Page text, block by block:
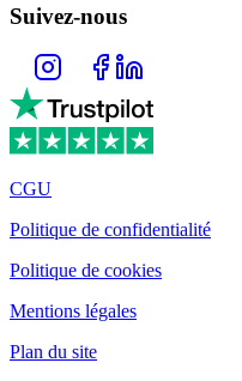
Suivez-nous
CGU
Politique de confidentialité
Politique de cookies
Mentions légales
Plan du site